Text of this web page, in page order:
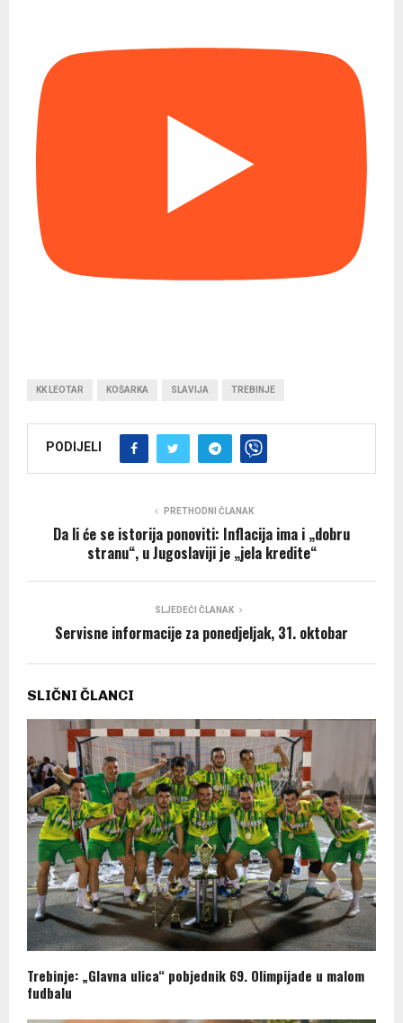
KK LEOTAR KOŠARKA SLAVIJA TREBINJE
PODIJELI
PRETHODNI ČLANAK
Da li će se istorija ponoviti: Inflacija ima i „dobru
stranu“, u Jugoslaviji je „jela kredite“
SLJEDEĆI ČLANAK
Servisne informacije za ponedjeljak, 31. oktobar
SLIČNI ČLANCI
Trebinje: „Glavna ulica“ pobjednik 69. Olimpijade u malom
fudbalu